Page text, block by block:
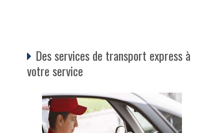
Des services de transport express à
votre service